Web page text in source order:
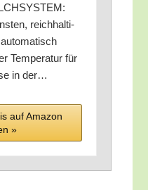
reich­hal­ti­
Tem­pe­ra­tur für
in der…
auf Ama­zon
»